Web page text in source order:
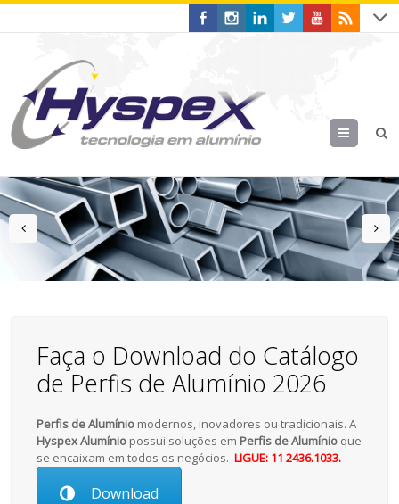
Menu
prev
Faça o Download do Catálogo
de Perfis de Alumínio 2026
Perfis de Alumínio modernos, inovadores ou tradicionais. A
Hyspex Alumínio possui soluções em Perfis de Alumínio que
se encaixam em todos os negócios.LIGUE: 11 2436.1033.
Download